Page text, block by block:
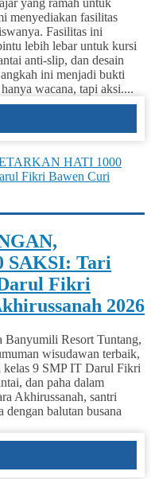
yang ramah untuk
menyediakan fasilitas
Fasilitas ini
lebih lebar untuk kursi
anti-slip, dan desain
ini menjadi bukti
wacana, tapi aksi....
SAKSI: Tari
Fikri
2026
Banyumili Resort Tuntang,
wisudawan terbaik,
kelas 9 SMP IT Darul Fikri
dan paha dalam
Akhirussanah, santri
dengan balutan busana